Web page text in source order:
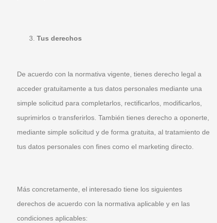
Tus derechos
De acuerdo con la normativa vigente, tienes derecho legal a
acceder gratuitamente a tus datos personales mediante una
simple solicitud para completarlos, rectificarlos, modificarlos,
suprimirlos o transferirlos. También tienes derecho a oponerte,
mediante simple solicitud y de forma gratuita, al tratamiento de
tus datos personales con fines como el marketing directo.
Más concretamente, el interesado tiene los siguientes
derechos de acuerdo con la normativa aplicable y en las
condiciones aplicables: